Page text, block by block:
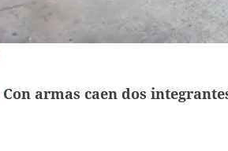
Con armas caen dos